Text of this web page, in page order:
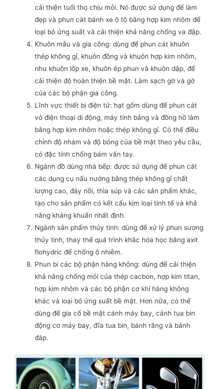
cải thiện tuổi thọ chịu mỏi. Nó được sử dụng để làm
đẹp và phun cát bánh xe ô tô bằng hợp kim nhôm để
loại bỏ ứng suất và cải thiện khả năng chống va đập.
Khuôn mẫu và gia công: dùng để phun cát khuôn
thép không gỉ, khuôn đồng và khuôn hợp kim nhôm,
như khuôn lốp xe, khuôn ép phun và khuôn dập, để
cải thiện độ hoàn thiện bề mặt. Làm sạch gờ và gờ
của các bộ phận gia công.
Lĩnh vực thiết bị điện tử: hạt gốm dùng để phun cát
vỏ điện thoại di động, máy tính bảng và đồng hồ làm
bằng hợp kim nhôm hoặc thép không gỉ. Có thể điều
chỉnh độ nhám và độ bóng của bề mặt theo yêu cầu,
có đặc tính chống bám vân tay.
Ngành đồ dùng nhà bếp: được sử dụng để phun cát
các dụng cụ nấu nướng bằng thép không gỉ chất
lượng cao, đáy nồi, thìa súp và các sản phẩm khác,
tạo cho sản phẩm có kết cấu kim loại tinh tế và khả
năng kháng khuẩn nhất định.
Ngành sản phẩm thủy tinh: dùng để xử lý phun sương
thủy tinh, thay thế quá trình khắc hóa học bằng axit
flohydric để chống ô nhiễm.
Phun bi các bộ phận hàng không: dùng để cải thiện
khả năng chống mỏi của thép cacbon, hợp kim titan,
hợp kim nhôm và các bộ phận cơ khí hàng không
khác và loại bỏ ứng suất bề mặt. Hơn nữa, có thể
dùng để gia cố bề mặt cánh máy bay, cánh tua bin
động cơ máy bay, đĩa tua bin, bánh răng và bánh
đáp.